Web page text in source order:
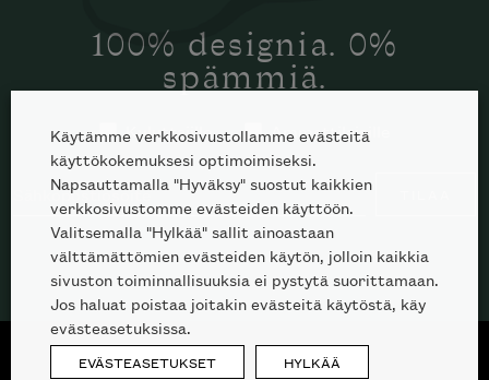
100% designia. 0%
spämmiä.
Kuluttajille Ammattilaisille
Käytämme verkkosivustollamme evästeitä
käyttökokemuksesi optimoimiseksi.
Napsauttamalla "Hyväksy" suostut kaikkien
verkkosivustomme evästeiden käyttöön.
Valitsemalla "Hylkää" sallit ainoastaan
välttämättömien evästeiden käytön, jolloin kaikkia
sivuston toiminnallisuuksia ei pystytä suorittamaan.
Jos haluat poistaa joitakin evästeitä käytöstä, käy
evästeasetuksissa.
EVÄSTEASETUKSET HYLKÄÄ